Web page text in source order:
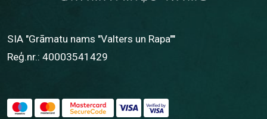
SIA "Grāmatu nams "Valters un Rapa""
Reģ.nr.: 40003541429